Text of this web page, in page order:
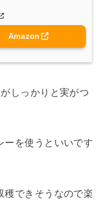
Amazon
しっかりと実がつ
ーを使うといいです
穫できそうなので楽